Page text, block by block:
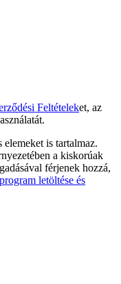
Feltételeket, az
is tartalmaz.
a kiskorúak
férjenek hozzá,
letöltése és